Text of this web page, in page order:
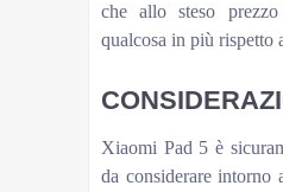
che allo steso
qualcosa in più rispetto
Xiaomi Pad 5 è
da considerare intorno